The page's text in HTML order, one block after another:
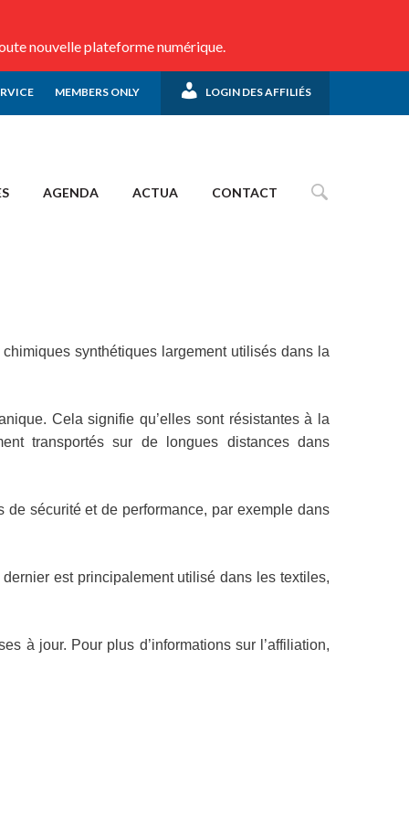
nouvelle plateforme numérique.
MEMBERS ONLY LOGIN DES AFFILIÉS
AGENDA ACTUA CONTACT
synthétiques largement utilisés dans la
Cela signifie qu’elles sont résistantes à la
transportés sur de longues distances dans
de sécurité et de performance, par exemple dans
est principalement utilisé dans les textiles,
à jour. Pour plus d’informations sur l’affiliation,